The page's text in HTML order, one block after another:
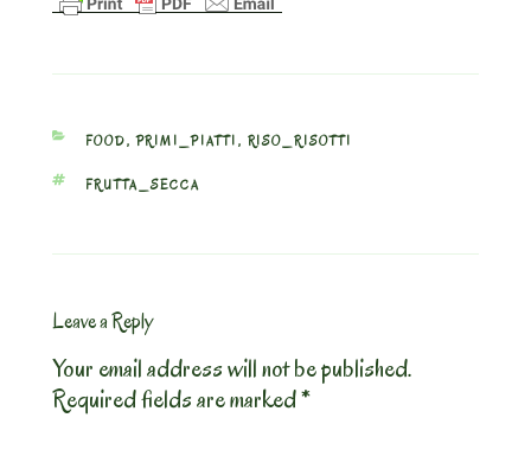
CATEGORIES
FOOD,PRIMI_PIATTI , RISO_RISOTTI
TAGS
FRUTTA_SECCA
Leave a Reply
Your email address will not be published.
Required fields are marked*